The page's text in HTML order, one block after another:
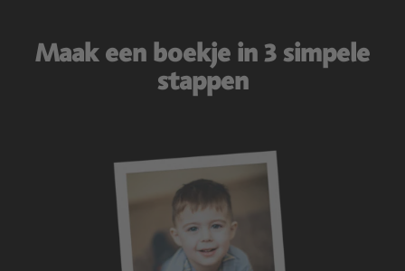
Maak een boekje in 3 simpele
stappen